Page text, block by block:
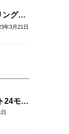
ングス
年3月21日
24モデ